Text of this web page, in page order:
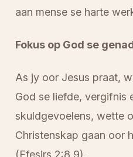
aan mense se harte
Fokus op God se
As jy oor Jesus praat,
God se liefde, vergifnis
skuldgevoelens, wette
Christenskap gaan oor